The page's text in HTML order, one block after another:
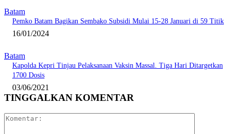
Batam
Pemko Batam Bagikan Sembako Subsidi Mulai 15-28 Januari di 59 Titik
16/01/2024
Batam
Kapolda Kepri Tinjau Pelaksanaan Vaksin Massal. Tiga Hari Ditargetkan
1700 Dosis
03/06/2021
TINGGALKAN KOMENTAR